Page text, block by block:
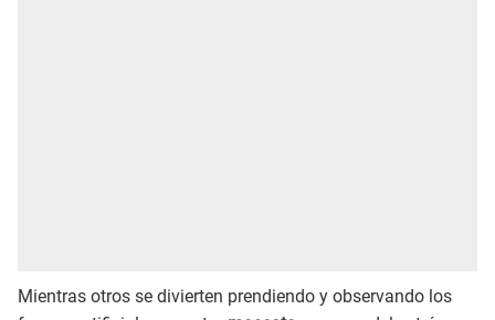
Mientras otros se divierten prendiendo y observando los